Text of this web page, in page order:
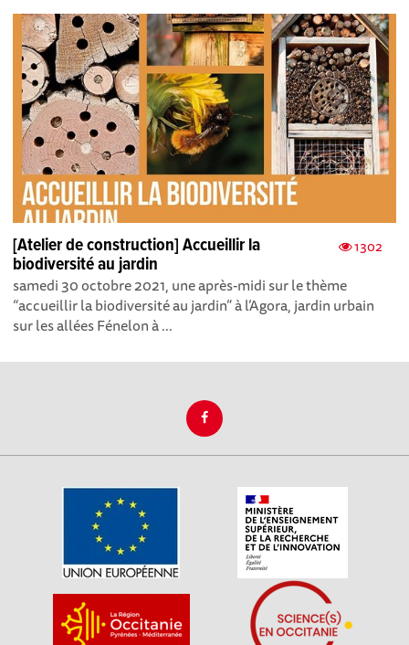
1302
[Atelier de construction] Accueillir la
biodiversité au jardin
samedi 30 octobre 2021, une après-midi sur le thème
“accueillir la biodiversité au jardin” à l’Agora, jardin urbain
sur les allées Fénelon à ...